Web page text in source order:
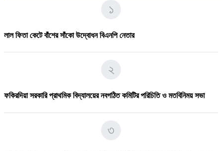
পদ্মায় বাসডুবিতে রানা প্লাজার সেই নাসিমার মৃ/ত্যু
৬
ফকিরদিয়া সরকারি প্রাথমিক বিদ্যালয়ের সভাপতি হলেন অ্যাডভোকেট আহসানুল হক
১
লাল ফিতা কেটে বাঁশের সাঁকো উদ্বোধন বিএনপি নেতার
২
ফকিরদিয়া সরকারি প্রাথমিক বিদ্যালয়ের নবগঠিত কমিটির পরিচিতি ও মতবিনিময় সভা
৩